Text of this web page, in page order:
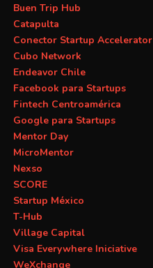
Buen Trip Hub
Catapulta
Conector Startup Accelerator
Cubo Network
Endeavor Chile
Facebook para Startups
Fintech Centroamérica
Google para Startups
Mentor Day
MicroMentor
Nexso
SCORE
Startup México
T-Hub
Village Capital
Visa Everywhere Iniciative
WeXchange